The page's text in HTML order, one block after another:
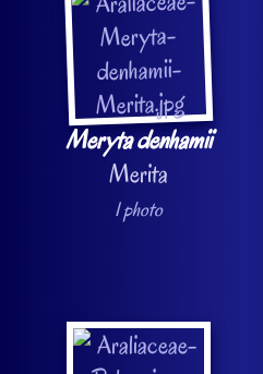
Meryta denhamii
Merita
1 photo